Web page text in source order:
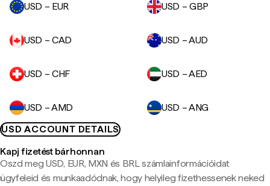
USD – EUR
USD – GBP
USD – CAD USD – AUD
USD – CHF USD – AED
USD – AMD
USD – ANG
USD ACCOUNT DETAILS
Kapj fizetést bárhonnan
Oszd meg USD, EUR, MXN és BRL számlainformációidat
ügyfeleid és munkaadódnak, hogy helyileg fizethessenek neked